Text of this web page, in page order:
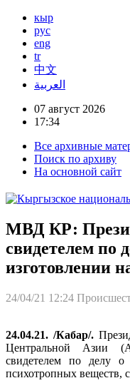
кыр
рус
eng
tr
中文
العربية
07 август 2026
17:34
Все архивные
Поиск по архиву
На основной сайт
МВД КР:
свидетелем по
изготовлении
24/04/21 12:24
24.04.21. /Кабар/.
Центральной Азии
свидетелем по делу о
психотропных веществ,